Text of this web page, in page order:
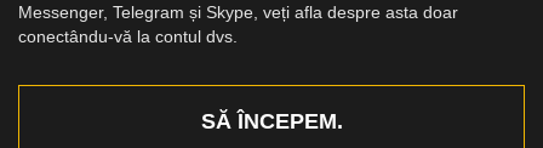
Messenger, Telegram și Skype, veți afla despre asta doar
conectându-vă la contul dvs.
SĂ ÎNCEPEM.